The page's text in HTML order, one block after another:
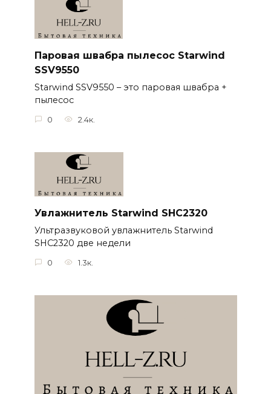
Паровая швабра пылесос Starwind
SSV9550
Starwind SSV9550 – это паровая швабра +
пылесос
0 2.4к.
Увлажнитель Starwind SHC2320
Ультразвуковой увлажнитель Starwind
SHC2320 две недели
0 1.3к.